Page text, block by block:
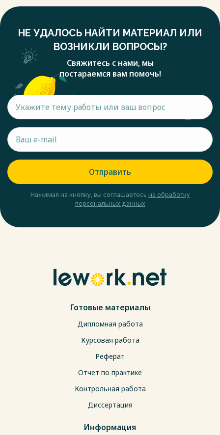
НЕ УДАЛОСЬ НАЙТИ МАТЕРИАЛ ИЛИ
ВОЗНИКЛИ ВОПРОСЫ?
Свяжитесь с нами, мы
постараемся вам помочь!
Отправить
Нажимая на кнопку, вы соглашаетесь на обработку
персональных данных
Готовые материалы
Дипломная работа
Курсовая работа
Реферат
Отчет по практике
Контрольная работа
Диссертация
Информация